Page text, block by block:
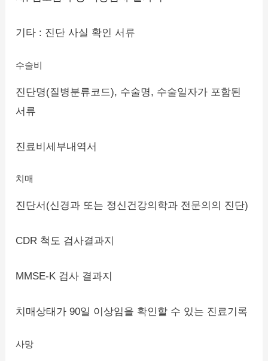
기타 : 진단 사실 확인 서류
수술비
진단명(질병분류코드), 수술명, 수술일자가 포함된
서류
진료비세부내역서
치매
진단서(신경과 또는 정신건강의학과 전문의의 진단)
CDR 척도 검사결과지
MMSE-K 검사 결과지
치매상태가 90일 이상임을 확인할 수 있는 진료기록
사망